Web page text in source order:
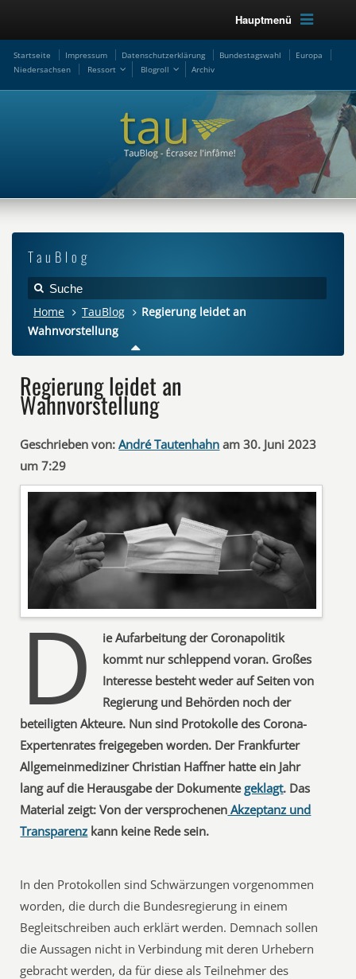
Hauptmenü
Startseite Impressum Datenschutzerklärung Bundestagswahl
Europa
Niedersachsen
Ressort Blogroll Archiv
TauBlog
Home TauBlog
Regierung leidet an
Wahnvorstellung
Regierung leidet an
Wahnvorstellung
Geschrieben von: André Tautenhahn am 30. Juni 2023
um 7:29
D
ie Aufarbeitung der Coronapolitik
kommt nur schleppend voran. Großes
Interesse besteht weder auf Seiten von
Regierung und Behörden noch der
beteiligten Akteure. Nun sind Protokolle des Corona-
Expertenrates freigegeben worden. Der Frankfurter
Allgemeinmediziner Christian Haffner hatte ein Jahr
lang auf die Herausgabe der Dokumente geklagt. Das
Material zeigt: Von der versprochenen Akzeptanz und
Transparenz kann keine Rede sein.
In den Protokollen sind Schwärzungen vorgenommen
worden, die durch die Bundesregierung in einem
Begleitschreiben auch erklärt werden. Demnach sollen
die Aussagen nicht in Verbindung mit deren Urhebern
gebracht werden, da für diese als Teilnehmer des